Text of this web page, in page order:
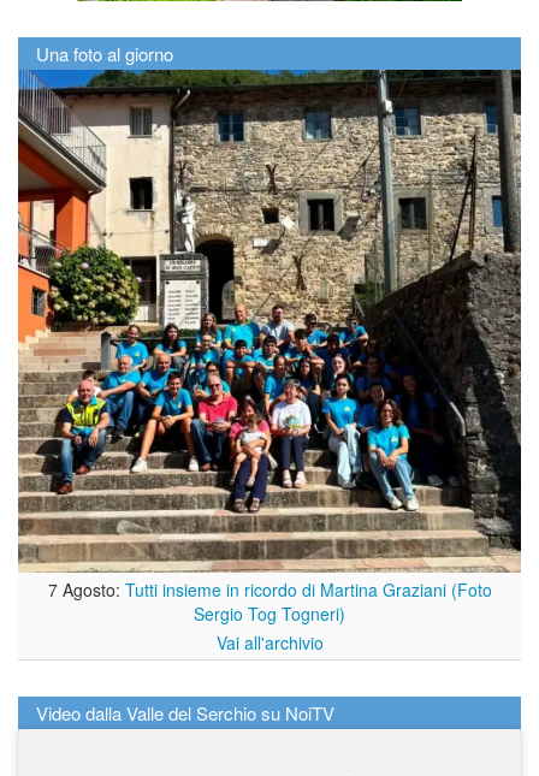
Una foto al giorno
7 Agosto: Tutti insieme in ricordo di Martina Graziani (Foto
Sergio Tog Togneri)
Vai all'archivio
Video dalla Valle del Serchio su NoiTV